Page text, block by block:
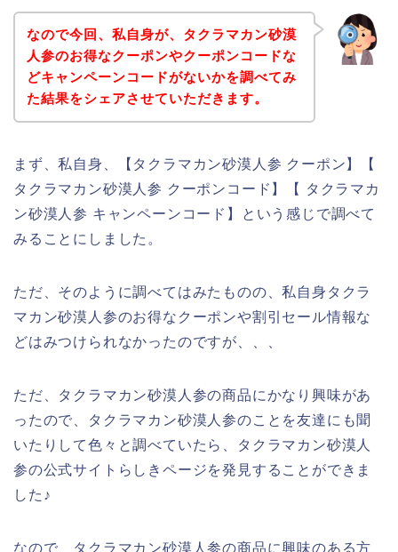
なので今回、私自身が、タクラマカン砂漠
人参のお得なクーポンやクーポンコードな
どキャンペーンコードがないかを調べてみ
た結果をシェアさせていただきます。
まず、私自身、【タクラマカン砂漠人参 クーポン】【
タクラマカン砂漠人参 クーポンコード】【 タクラマカ
ン砂漠人参 キャンペーンコード】という感じで調べて
みることにしました。
ただ、そのように調べてはみたものの、私自身タクラ
マカン砂漠人参のお得なクーポンや割引セール情報な
どはみつけられなかったのですが、、、
ただ、タクラマカン砂漠人参の商品にかなり興味があ
ったので、タクラマカン砂漠人参のことを友達にも聞
いたりして色々と調べていたら、タクラマカン砂漠人
参の公式サイトらしきページを発見することができま
した♪
なので、タクラマカン砂漠人参の商品に興味のある方